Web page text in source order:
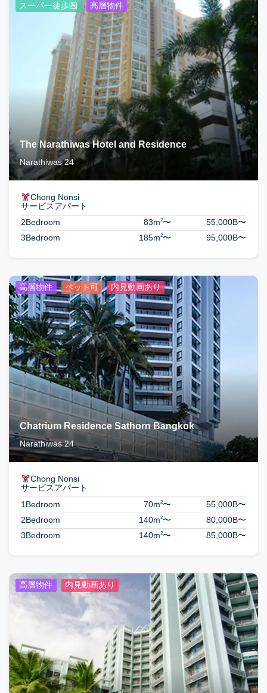
スーパー徒歩圏 高層物件
The Narathiwas Hotel and Residence
Narathiwas 24
Chong Nonsi
サービスアパート
2Bedroom
83m2〜 55,000B〜
3Bedroom
185m2〜 95,000B〜
高層物件 ペット可 内見動画あり
Chatrium Residence Sathorn Bangkok
Narathiwas 24
Chong Nonsi
サービスアパート
1Bedroom
70m2〜 55,000B〜
2Bedroom
140m2〜 80,000B〜
3Bedroom
140m2〜 85,000B〜
高層物件 内見動画あり